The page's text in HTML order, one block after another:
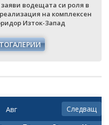
водещата си роля в
на комплексен
Изток-Запад
Следващ